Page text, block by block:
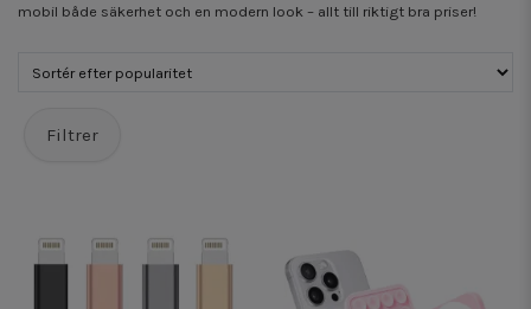
mobil både säkerhet och en modern look – allt till riktigt bra priser!
Filtrer